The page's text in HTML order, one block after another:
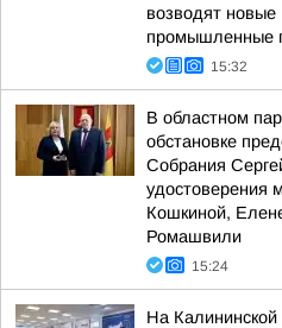
возводят
промышленные
15:32
В областном
обстановке
Собрания
удостоверения
Кошкиной,
Ромашвили
15:24
На